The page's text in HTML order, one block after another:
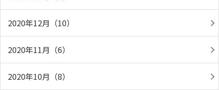
2020年12月（10）
2020年11月（6）
2020年10月（8）